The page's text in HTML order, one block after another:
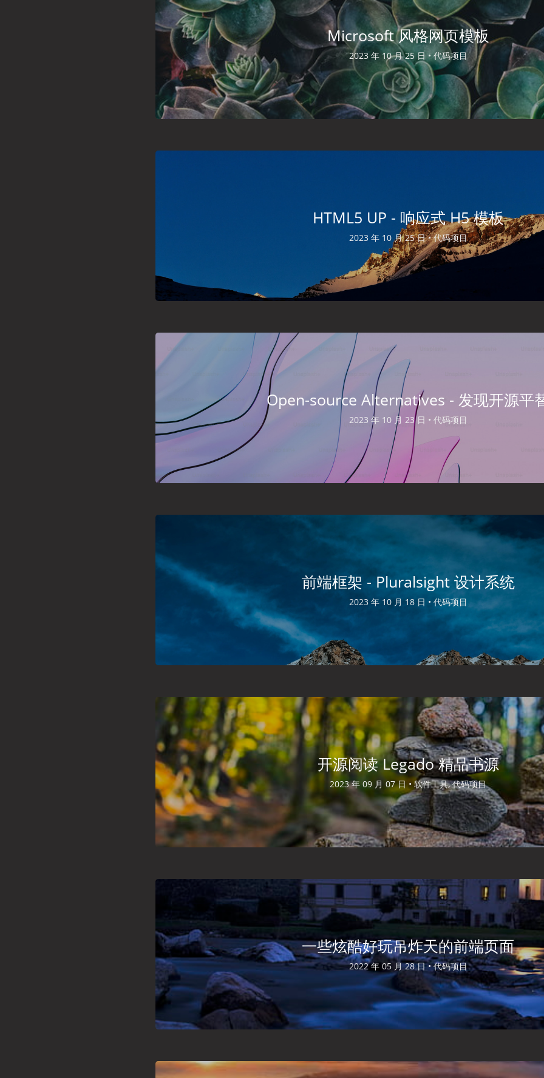
Microsoft 风格网页模板
2023 年 10 月 25 日 •代码项目
HTML5 UP - 响应式 H5 模板
2023 年 10 月 25 日 •代码项目
Open-source Alternatives - 发现开源平
2023 年 10 月 23 日 • 代码项目
前端框架 - Pluralsight 设计系统
2023 年 10 月 18 日 • 代码项目
开源阅读 Legado 精品书源
2023 年 09 月 07 日 • 软件工具, 代码项目
一些炫酷好玩吊炸天的前端页面
2022 年 05 月 28 日 •代码项目